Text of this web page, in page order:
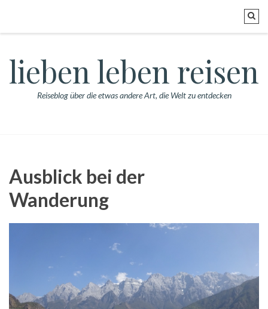
lieben leben reisen
Reiseblog über die etwas andere Art, die Welt zu entdecken
Ausblick bei der
Wanderung